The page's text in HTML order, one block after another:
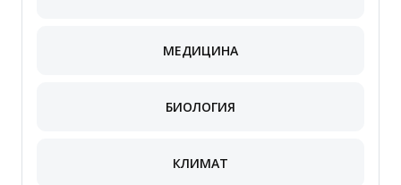
МЕДИЦИНА
БИОЛОГИЯ
КЛИМАТ